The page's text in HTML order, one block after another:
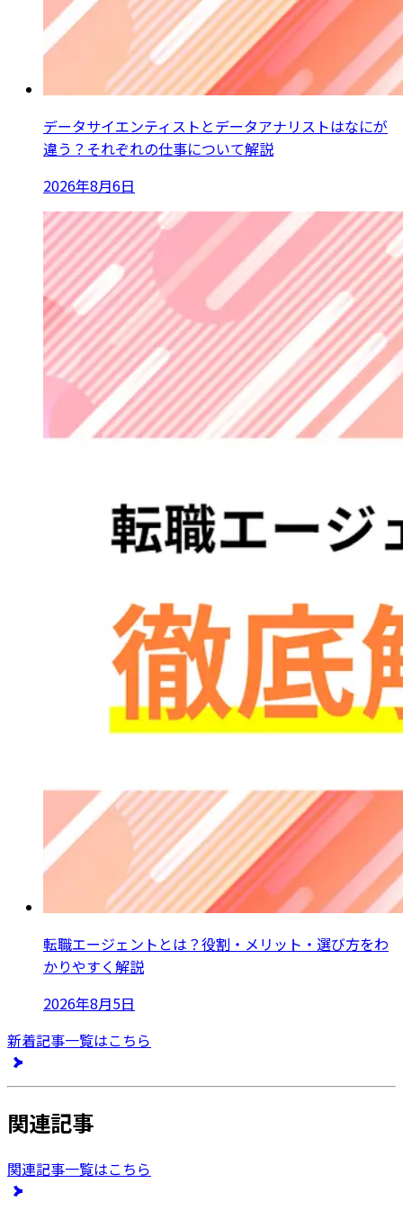
データサイエンティストとデータアナリストはなにが
違う？それぞれの仕事について解説
2026年8月6日
転職エージェントとは？役割・メリット・選び方をわ
かりやすく解説
2026年8月5日
新着記事一覧はこちら
関連記事
関連記事一覧はこちら